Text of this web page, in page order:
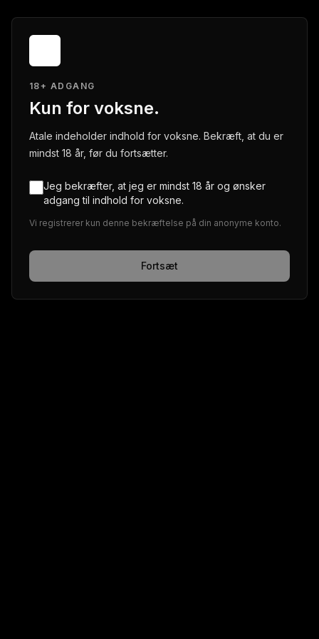
18+ ADGANG
Kun for voksne.
Atale indeholder indhold for voksne. Bekræft, at du er
mindst 18 år, før du fortsætter.
Jeg bekræfter, at jeg er mindst 18 år og ønsker
adgang til indhold for voksne.
Vi registrerer kun denne bekræftelse på din anonyme konto.
Fortsæt